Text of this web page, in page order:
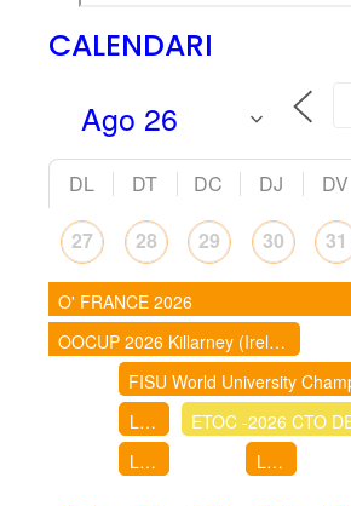
CALENDARI
DL DT DC DJ DV
27
O' FRANCE 2026
OOCUP 2026 Killarney (Ireland)
28
LLIGA D'ESTIU DE CURSES D'ORIENTACIÓ 2026- IGUALADA: BARRI DE FÀTIMA
LLIGA D'ESTIU 2026 - HOSTALRIC
29 30
LLIGA D'ESTIU 2026 - CALDES DE MALAVELLA
31